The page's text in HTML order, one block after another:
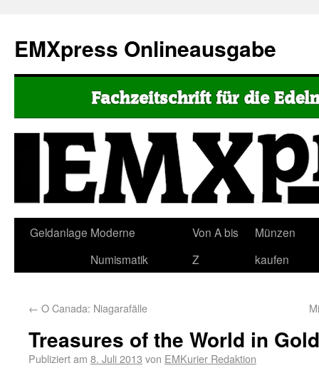
EMXpress Onlineausgabe
Geldanlage Moderne
Numismatik
Von A bis
Z
Münzen
kaufen
← O Canada: Niagarafälle
Treasures of the World in Gold
Publiziert am 8. Juli 2013 von EMKurier Redaktion